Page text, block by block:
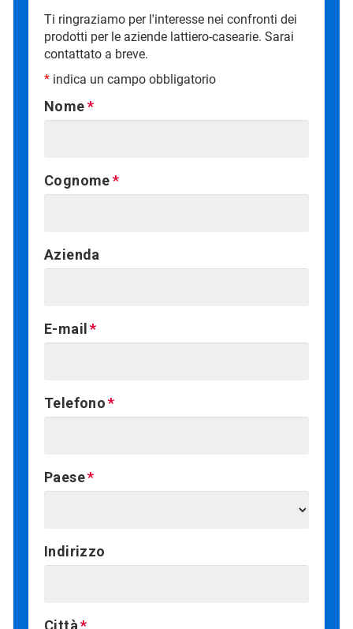
Ti ringraziamo per l'interesse nei confronti dei
prodotti per le aziende lattiero-casearie. Sarai
contattato a breve.
* indica un campo obbligatorio
Nome
Cognome
Azienda
E-mail
Telefono
Paese
Indirizzo
Città